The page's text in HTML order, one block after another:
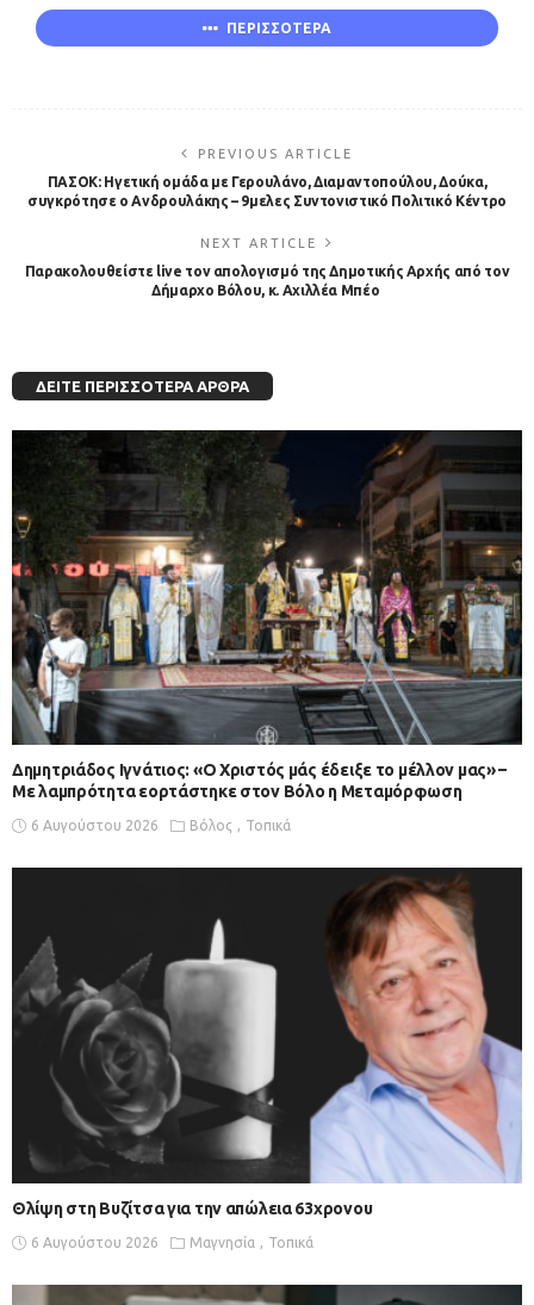
ΠΕΡΙΣΣΟΤΕΡΑ
PREVIOUS ARTICLE
ΠΑΣΟΚ: Ηγετική ομάδα με Γερουλάνο, Διαμαντοπούλου, Δούκα,
συγκρότησε ο Ανδρουλάκης – 9μελες Συντονιστικό Πολιτικό Κέντρο
NEXT ARTICLE
Παρακολουθείστε live τον απολογισμό της Δημοτικής Αρχής από τον
Δήμαρχο Βόλου, κ. Αχιλλέα Μπέο
ΔΕΊΤΕ ΠΕΡΙΣΣΌΤΕΡΑ ΆΡΘΡΑ
Δημητριάδος Ιγνάτιος: «Ο Χριστός μάς έδειξε το μέλλον μας» –
Με λαμπρότητα εορτάστηκε στον Βόλο η Μεταμόρφωση
6 Αυγούστου 2026 Βόλος Τοπικά
Θλίψη στη Βυζίτσα για την απώλεια 63χρονου
6 Αυγούστου 2026 Μαγνησία Τοπικά